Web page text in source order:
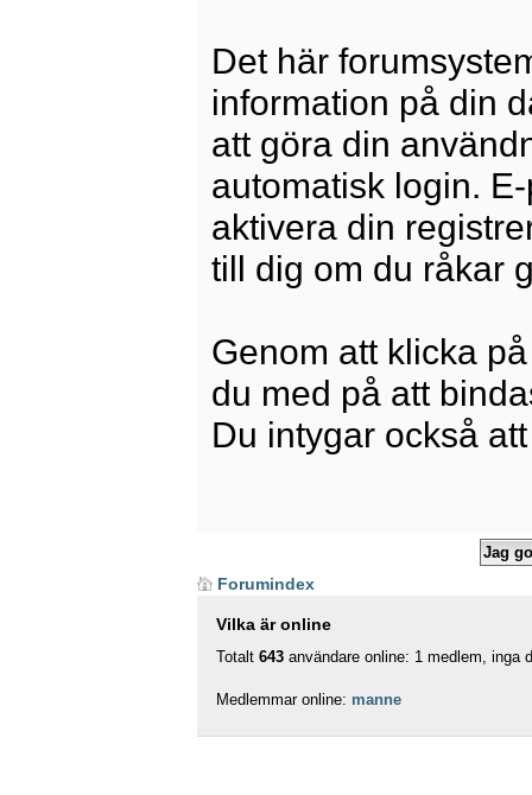
Det här
information på din
att göra din
automatisk login.
aktivera din
till dig om du råkar
Genom att klicka
du med på att
Du intygar också
Forumindex
Vilka är online
Totalt 643 användare online: 1 medlem,
Medlemmar online: manne